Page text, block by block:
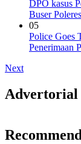
DPO kasus
Buser
05
Police Goes
Penerimaan
Next
Advertorial